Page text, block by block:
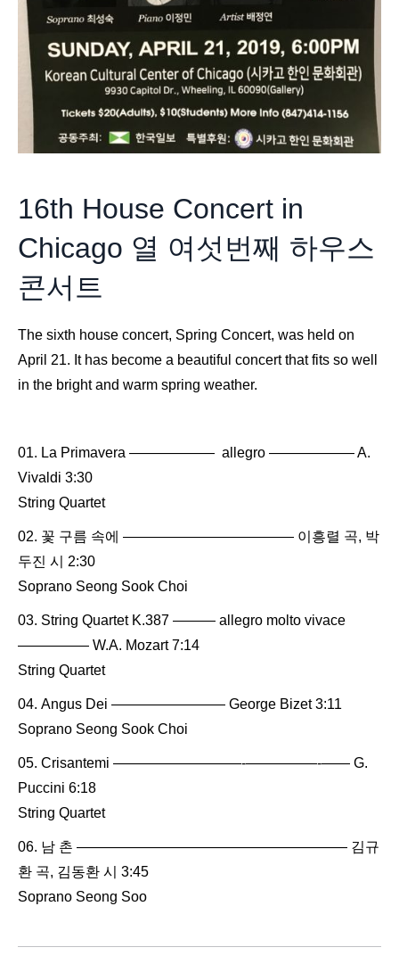
16th House Concert in
Chicago 열 여섯번째 하우스
콘서트
The sixth house concert, Spring Concert, was held on
April 21. It has become a beautiful concert that fits so well
in the bright and warm spring weather.
La Primavera —————— allegro —————— A.
Vivaldi 3:30
String Quartet
꽃 구름 속에 ———————————— 이흥렬 곡, 박
두진 시 2:30
Soprano Seong Sook Choi
String Quartet K.387 ——— allegro molto vivace
————— W.A. Mozart 7:14
String Quartet
Angus Dei ———————— George Bizet 3:11
Soprano Seong Sook Choi
Crisantemi —————————-—————-—— G.
Puccini 6:18
String Quartet
남 촌 ——————————————————— 김규
환 곡, 김동환 시 3:45
Soprano Seong Soo